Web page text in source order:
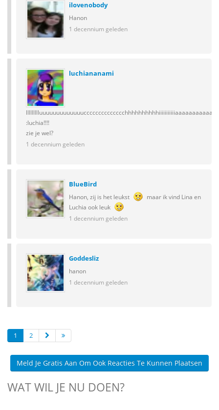
ilovenobody
Hanon
1 decennium geleden
luchiananami
:luchia!!!!
zie je wel?
1 decennium geleden
BlueBird
Hanon, zij is het leukst
maar ik vind Lina en
Luchia ook leuk
1 decennium geleden
Goddesliz
hanon
1 decennium geleden
1 2
Meld Je Gratis Aan Om Ook Reacties Te Kunnen Plaatsen
WAT WIL JE NU DOEN?